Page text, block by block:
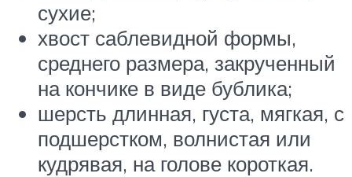
сухие;
хвост саблевидной формы,
среднего размера, закрученный
на кончике в виде бублика;
шерсть длинная, густа, мягкая, с
подшерстком, волнистая или
кудрявая, на голове короткая.